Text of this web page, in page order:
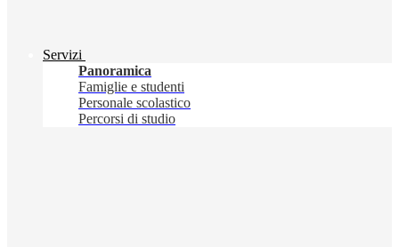
Servizi
Panoramica
Famiglie e studenti
Personale scolastico
Percorsi di studio